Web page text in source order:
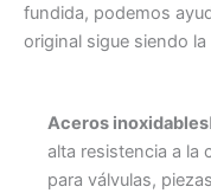
fundida, podemos
original sigue siendo
Aceros inoxidables
alta resistencia a la
para válvulas,